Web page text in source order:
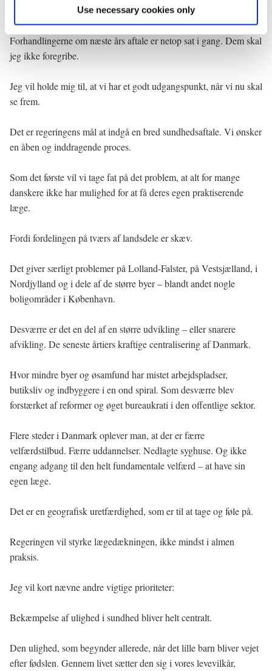
Use necessary cookies only
Aftalerne har også givet rum til at ansætte mere personale.
Forhandlingerne om næste års aftale er netop sat i gang. Dem skal
jeg ikke foregribe.
Jeg vil holde mig til, at vi har et godt udgangspunkt, når vi nu skal
se frem.
Det er regeringens mål at indgå en bred sundhedsaftale. Vi ønsker
en åben og inddragende proces.
Som det første vil vi tage fat på det problem, at alt for mange
danskere ikke har mulighed for at få deres egen praktiserende
læge.
Fordi fordelingen på tværs af landsdele er skæv.
Det giver særligt problemer på Lolland-Falster, på Vestsjælland, i
Nordjylland og i dele af de større byer – blandt andet nogle
boligområder i København.
Desværre er det en del af en større udvikling – eller snarere
afvikling. De seneste årtiers kraftige centralisering af Danmark.
Hvor mindre byer og øsamfund har mistet arbejdspladser,
butiksliv og indbyggere i en ond spiral. Som desværre blev
forstærket af reformer og øget bureaukrati i den offentlige sektor.
Flere steder i Danmark oplever man, at der er færre
velfærdstilbud. Færre uddannelser. Nedlagte syghuse. Og ikke
engang adgang til den helt fundamentale velfærd – at have sin
egen læge.
Det er en geografisk uretfærdighed, som er til at tage og føle på.
Regeringen vil styrke lægedækningen, ikke mindst i almen
praksis.
Jeg vil kort nævne andre vigtige prioriteter:
Bekæmpelse af ulighed i sundhed bliver helt centralt.
Den ulighed, som begynder allerede, når det lille barn bliver vejet
efter fødslen. Gennem livet sætter den sig i vores levevilkår,